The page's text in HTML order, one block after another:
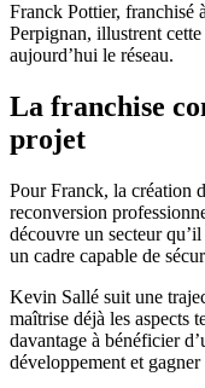
Franck Pottier, franchisé
Perpignan, illustrent
aujourd’hui le réseau.
La franchise
projet
Pour Franck, la création
reconversion
découvre un secteur
un cadre capable de
Kevin Sallé suit une
maîtrise déjà les aspects
davantage à bénéficier
développement et